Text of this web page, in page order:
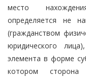
место
определяется не
(гражданством
юридического
элемента в форме
котором сторона